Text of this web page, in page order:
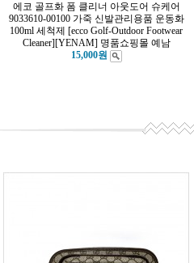
에코 골프화 폼 클리너 아웃도어 슈케어
9033610-00100 가죽 신발관리용품 운동화
100ml 세척제 [ecco Golf-Outdoor Footwear
Cleaner][YENAM] 명품쇼핑몰 예남
15,000원